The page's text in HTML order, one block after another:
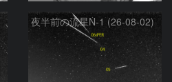
夜半前の流星N-1 (26-08-02)